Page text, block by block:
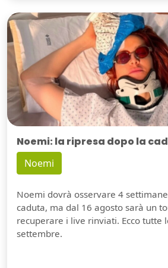
Noemi: la ripresa dopo la
Noemi
Noemi dovrà osservare 4
caduta, ma dal 16 agosto sarà un
recuperare i live rinviati. Ecco tutte
settembre.